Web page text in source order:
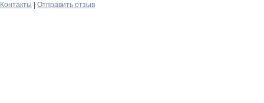
Контакты
Отправить отзыв